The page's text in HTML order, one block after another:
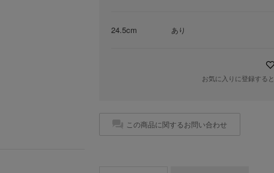
24.5cm あり
お気に入りに登録すると
この商品に関するお問い合わせ